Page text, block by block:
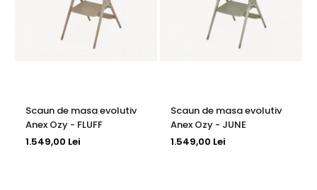
Scaun de masa evolutiv
Anex Ozy - FLUFF
1.549,00 Lei
Scaun de masa evolutiv
Anex Ozy - JUNE
1.549,00 Lei